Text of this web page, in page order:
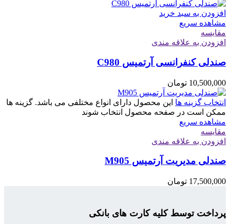
افزودن به سبد خرید
مشاهده سریع
مقایسه
افزودن به علاقه مندی
صندلی کنفرانسی آرتمیس C980
10,500,000 تومان
انتخاب گزینه ها این محصول دارای انواع مختلفی می باشد. گزینه ها
ممکن است در صفحه محصول انتخاب شوند
مشاهده سریع
مقایسه
افزودن به علاقه مندی
صندلی مدیریت آرتمیس M905
17,500,000 تومان
پرداخت توسط کلیه کارت های بانکی